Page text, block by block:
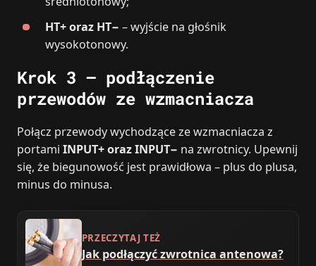
HT+ oraz HT− – wyjście na głośnik
wysokotonowy.
Krok 3 – podłączenie
przewodów ze wzmacniacza
Połącz przewody wychodzące ze wzmacniacza z
portami INPUT+ oraz INPUT− na zwrotnicy. Upewnij
się, że biegunowość jest prawidłowa – plus do plusa,
minus do minusa.
PRZECZYTAJ TEŻ
Jak podłączyć zwrotnica antenowa?